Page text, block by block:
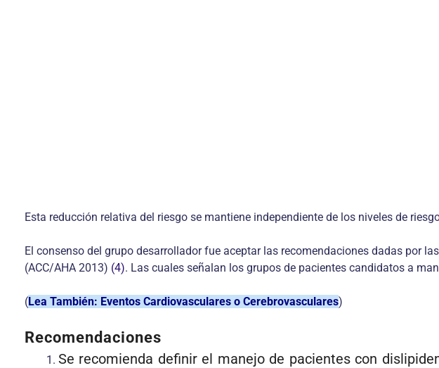
Esta reducción relativa del riesgo se mantiene independiente de los niveles de
El consenso del grupo desarrollador fue aceptar las recomendaciones dadas por
(ACC/AHA 2013) (4). Las cuales señalan los grupos de pacientes candidatos a
(Lea También: Eventos Cardiovasculares o Cerebrovasculares)
Recomendaciones
Se recomienda definir el manejo de pacientes con